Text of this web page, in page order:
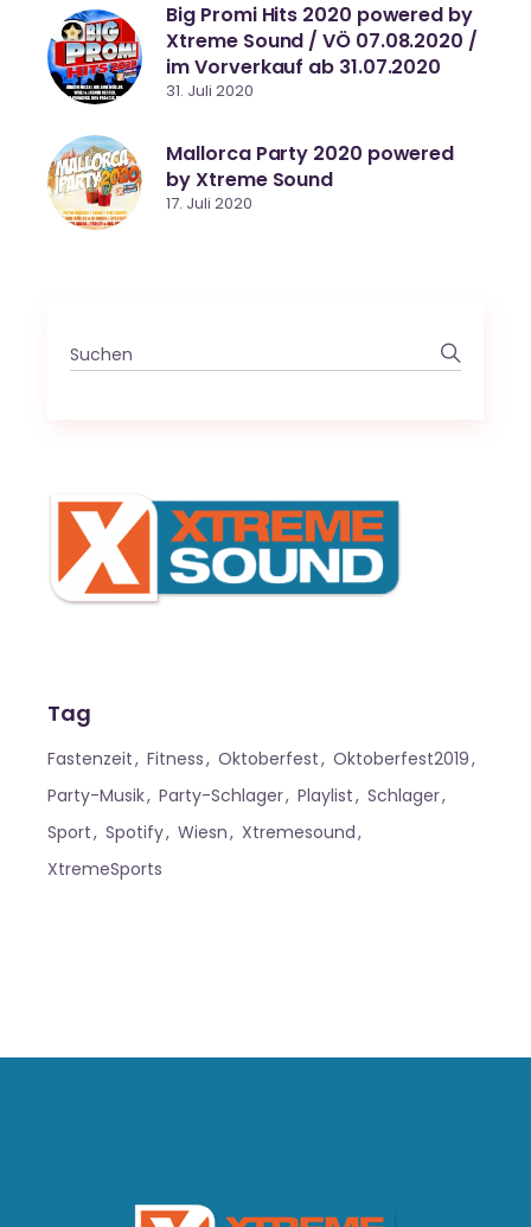
Big Promi Hits 2020 powered by
Xtreme Sound / VÖ 07.08.2020 /
im Vorverkauf ab 31.07.2020
31. Juli 2020
Mallorca Party 2020 powered
by Xtreme Sound
17. Juli 2020
Search
for:
Tag
Fastenzeit Fitness Oktoberfest
Oktoberfest2019
Party-Musik
Party-Schlager Playlist
Schlager
Sport
Spotify Wiesn
Xtremesound
XtremeSports